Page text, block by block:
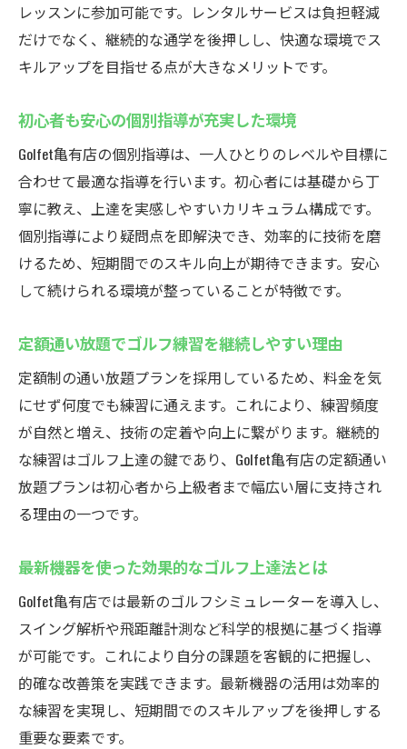
初心者も安心のゴルフェ亀有店特集
マンツーマン指導でインドアゴルフスクー
ルデビュー
り習得
未経験者歓迎のインドアゴルフスクール体
験談
レッスン通い放題で着実に上達する仕組み
クラブ・シューズ無料で気軽に始めるゴル
フ生活
仕事帰りに最適！亀有でゴルフを楽しむ
仕事帰りでも通いやすいインドアゴルフス
クール
夜でも利用できるGolfet亀有の利便性
手ぶらで立ち寄れる駅近のゴルフスクール
体験
リフレッシュできるインドアゴルフスクー
忙しい社会人も続けやすい定額通い放題制
度
仕事終わりに最適な快適ゴルフ練習スポッ
ト
個別指導で上達！Golfet亀有店の秘密
個別指導のインドアゴルフスクールで着実
レッスンに参加可能です。レンタルサービスは負担軽減
だけでなく、継続的な通学を後押しし、快適な環境でス
キルアップを目指せる点が大きなメリットです。
初心者も安心の個別指導が充実した環境
Golfet亀有店の個別指導は、一人ひとりのレベルや目標に
合わせて最適な指導を行います。初心者には基礎から丁
寧に教え、上達を実感しやすいカリキュラム構成です。
個別指導により疑問点を即解決でき、効率的に技術を磨
けるため、短期間でのスキル向上が期待できます。安心
して続けられる環境が整っていることが特徴です。
定額通い放題でゴルフ練習を継続しやすい理由
定額制の通い放題プランを採用しているため、料金を気
にせず何度でも練習に通えます。これにより、練習頻度
が自然と増え、技術の定着や向上に繋がります。継続的
な練習はゴルフ上達の鍵であり、Golfet亀有店の定額通い
放題プランは初心者から上級者まで幅広い層に支持され
る理由の一つです。
最新機器を使った効果的なゴルフ上達法とは
Golfet亀有店では最新のゴルフシミュレーターを導入し、
スイング解析や飛距離計測など科学的根拠に基づく指導
が可能です。これにより自分の課題を客観的に把握し、
的確な改善策を実践できます。最新機器の活用は効率的
な練習を実現し、短期間でのスキルアップを後押しする
重要な要素です。